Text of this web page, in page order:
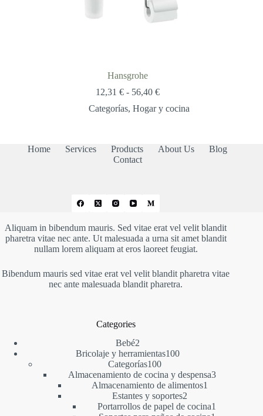
Hansgrohe
12,31 € - 56,40 €Rango
precios:
hasta
56,40 €
Categorías,Hogar y cocina
Home Services Products About Us
Blog
Contact
Aliquam in bibendum mauris. Sed vitae erat vel velit blandit
pharetra vitae nec ante. Ut malesuada a urna sit amet blandit
nullam lorem aliquam at eros laoreet feugiat.
Bibendum mauris sed vitae erat vel velit blandit pharetra vitae
nec ante malesuada blandit pharetra.
Categories
Bebé22
productos
Bricolaje y herramientas100100
Categorías100100
productos
Almacenamiento de cocina y despensa33
Almacenamiento de alimentos1
Estantes y soportes22
productos
Portarrollos de papel de cocina1